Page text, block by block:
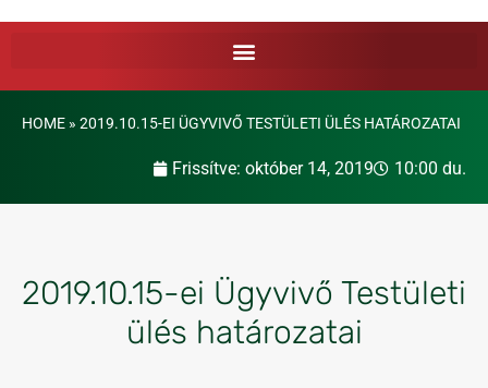
HOME » 2019.10.15-EI ÜGYVIVŐ TESTÜLETI ÜLÉS HATÁROZATAI
Frissítve: október 14, 2019 10:00 du.
2019.10.15-ei Ügyvivő Testületi
ülés határozatai